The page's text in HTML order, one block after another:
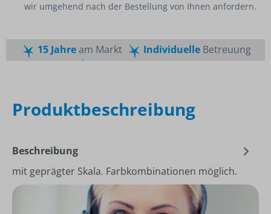
wir umgehend nach der Bestellung von Ihnen anfordern.
15 Jahream Markt IndividuelleBetreuung
Produktbeschreibung
Beschreibung
mit geprägter Skala. Farbkombinationen möglich.